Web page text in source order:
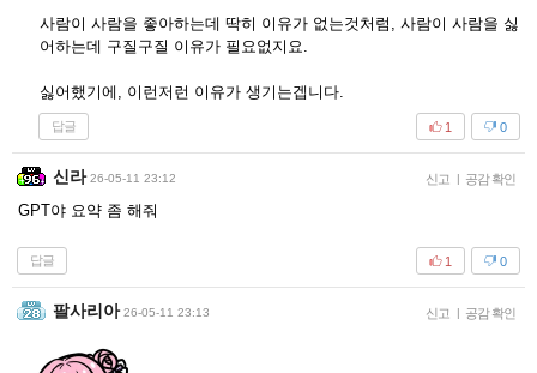
사람이 사람을 좋아하는데 딱히 이유가 없는것처럼, 사람이 사람을 싫
어하는데 구질구질 이유가 필요없지요.
싫어했기에, 이런저런 이유가 생기는겝니다.
답글 0
1
신라 26-05-11 23:12 신고 공감 확인
GPT야 요약 좀 해줘
답글 0
1
팔사리아 26-05-11 23:13 신고 공감 확인